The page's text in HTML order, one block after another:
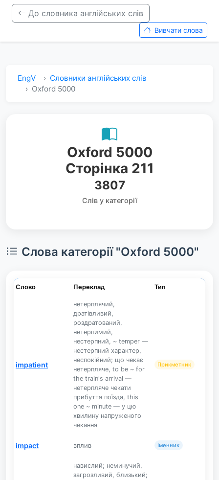
До словника англійських слів
Вивчати слова
EngV
Словники англійських слів
Oxford 5000
Oxford 5000
Сторінка 211
3807
Слів у категорії
Слова категорії "Oxford 5000"
Слово Переклад Тип
impatient
нетерплячий,
дратівливий,
роздратований,
нетерпимий,
нестерпний, ~ temper —
нестерпний характер,
неспокійний; що чекає
нетерпляче, to be ~ for
the train's arrival —
нетерпляче чекати
прибуття поїзда, this
one ~ minute — у цю
хвилину напруженого
чекання
Прикметник
impact вплив Іменник
навислий; неминучий,
загрозливий, близький;